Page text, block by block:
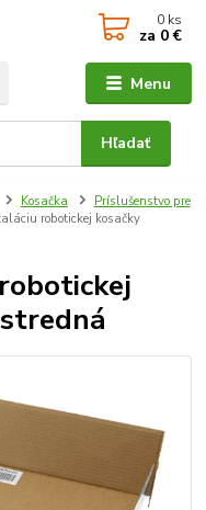
Menu
Hľadať
0 ks
za 0 €
Kosačka
Príslušenstvo pre
robotickej kosačky